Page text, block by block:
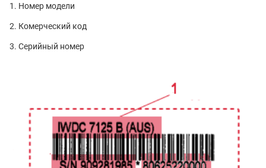
Номер модели
Комерческий код
Серийный номер